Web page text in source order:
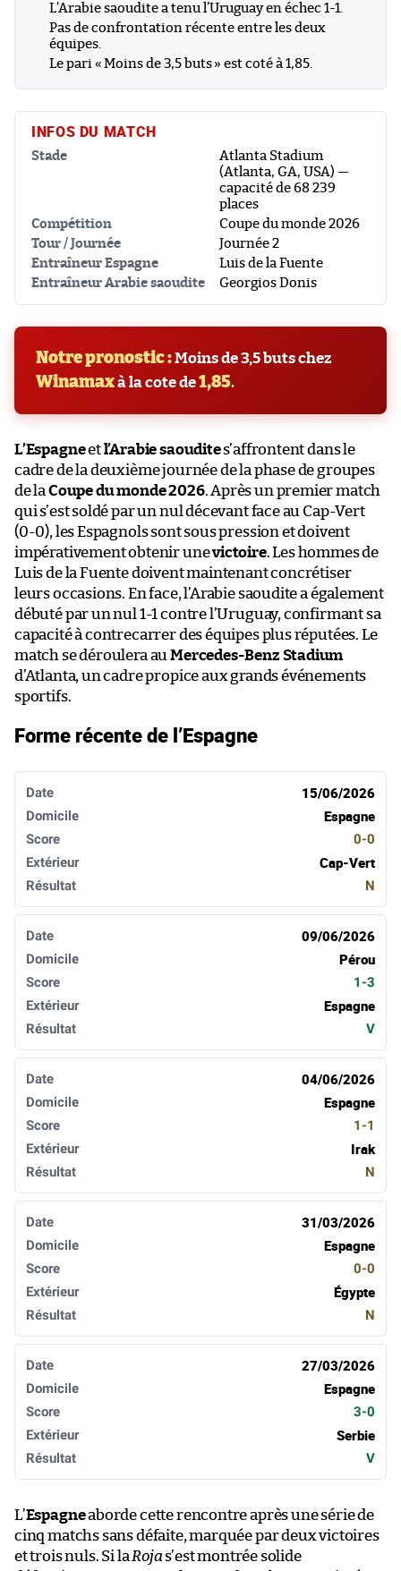
L’Arabie saoudite a tenu l’Uruguay en échec 1-1.
Pas de confrontation récente entre les deux
équipes.
Le pari « Moins de 3,5 buts » est coté à 1,85.
INFOS DU MATCH
Stade
Atlanta Stadium
(Atlanta, GA, USA) —
capacité de 68 239
places
Compétition
Coupe du monde 2026
Tour / Journée
Journée 2
Entraîneur Espagne
Luis de la Fuente
Entraîneur Arabie saoudite
Georgios Donis
Notre pronostic :Moins de 3,5 buts chez
Winamaxà la cote de1,85.
L’Espagneetl’Arabie saoudites’affrontent dans le
cadre de la deuxième journée de la phase de groupes
de la Coupe du monde 2026. Après un premier match
qui s’est soldé par un nul décevant face au Cap-Vert
(0-0), les Espagnols sont sous pression et doivent
impérativement obtenir unevictoire. Les hommes de
Luis de la Fuente doivent maintenant concrétiser
leurs occasions. En face, l’Arabie saoudite a également
débuté par un nul 1-1 contre l’Uruguay, confirmant sa
capacité à contrecarrer des équipes plus réputées. Le
match se déroulera auMercedes-Benz Stadium
d’Atlanta, un cadre propice aux grands événements
sportifs.
Forme récente de l’Espagne
15/06/2026
Espagne
0-0
Cap-Vert
N
09/06/2026
Pérou
1-3
Espagne
V
04/06/2026
Espagne
1-1
Irak
N
31/03/2026
Espagne
0-0
Égypte
N
27/03/2026
Espagne
3-0
Serbie
V
L’Espagneaborde cette rencontre après une série de
cinq matchs sans défaite, marquée par deux victoires
et trois nuls. Si la Roja s’est montrée solide